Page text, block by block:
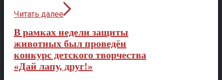
Читать далее
В рамках недели защиты
животных был проведён
конкурс детского творчества
«Дай лапу, друг!»